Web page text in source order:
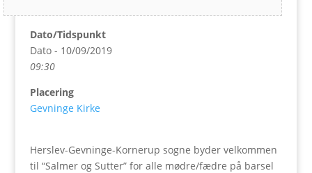
Dato/Tidspunkt
Dato - 10/09/2019
09:30
Placering
Gevninge Kirke
Herslev-Gevninge-Kornerup sogne byder velkommen
til “Salmer og Sutter” for alle mødre/fædre på barsel